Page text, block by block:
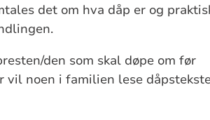
det om hva dåp er og
den som skal døpe om før
vil noen i familien lese